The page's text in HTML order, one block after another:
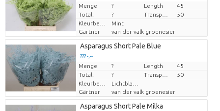
Preis pro Stück
Menge ? Length
45
Total:
?
50
Mint
Gärtner
van der valk groenesier
Asparagus Short Pale Blue
??? -,--
Preis pro Stück
Menge ? Length
45
Total:
?
50
Gärtner
van der valk groenesier
Asparagus Short Pale Milka